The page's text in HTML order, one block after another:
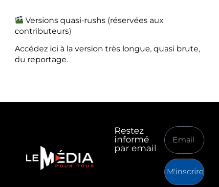
Versions quasi-rushs (réservées aux
contributeurs)
Accédez ici à la version très longue, quasi brute,
du reportage.
Restez
informé
par email
M'inscrire